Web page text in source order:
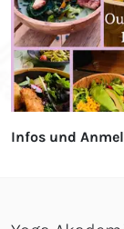
Infos und